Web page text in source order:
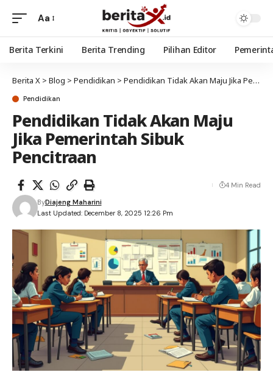
Aa
Berita Terkini Berita Trending Pilihan Editor
Berita X > Blog > Pendidikan > Pendidikan Tidak Akan Maju Jika Pemerintah Sibuk Pencitraan
Pendidikan
Pendidikan Tidak Akan Maju
Jika Pemerintah Sibuk
Pencitraan
Last Updated: December 8, 2025 12:26 Pm
ByDiajeng Maharini
4 Min Read